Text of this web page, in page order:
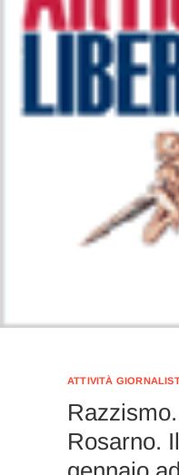
ATTIVITÀ
Rosarno.